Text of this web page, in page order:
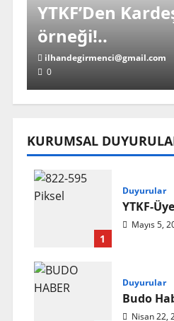
YTKF’Den
örneği!..
ilhandegirmenci@gmail.com
0
YTKF-Üyeleri
ilhandegirmenci@gmail.com
KURUMSAL
1
Duyurular
YTKF-
Mayıs 5,
Duyurular
Budo
Nisan 22,